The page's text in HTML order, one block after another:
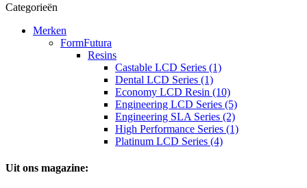
Categorieën
Merken
FormFutura
Resins
Castable LCD Series (1)
Dental LCD Series (1)
Economy LCD Resin (10)
Engineering LCD Series (5)
Engineering SLA Series (2)
High Performance Series (1)
Platinum LCD Series (4)
Uit ons magazine: